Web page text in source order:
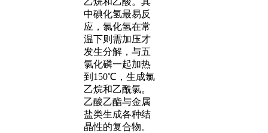
中碘化氢最易反
应，氯化氢在常
温下则需加压才
发生分解，与五
氯化磷一起加热
到150℃，生成氯
乙烷和乙酰氯。
乙酸乙酯与金属
盐类生成各种结
晶性的复合物。